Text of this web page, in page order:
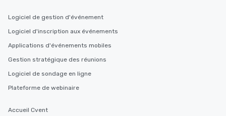
Logiciel de gestion d'événement
Logiciel d'inscription aux événements
Applications d'événements mobiles
Gestion stratégique des réunions
Logiciel de sondage en ligne
Plateforme de webinaire
Accueil Cvent